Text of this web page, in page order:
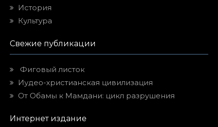
История
Культура
Свежие публикации
Фиговый листок
Иудео-христианская цивилизация
От Обамы к Мамдани: цикл разрушения
Интернет издание